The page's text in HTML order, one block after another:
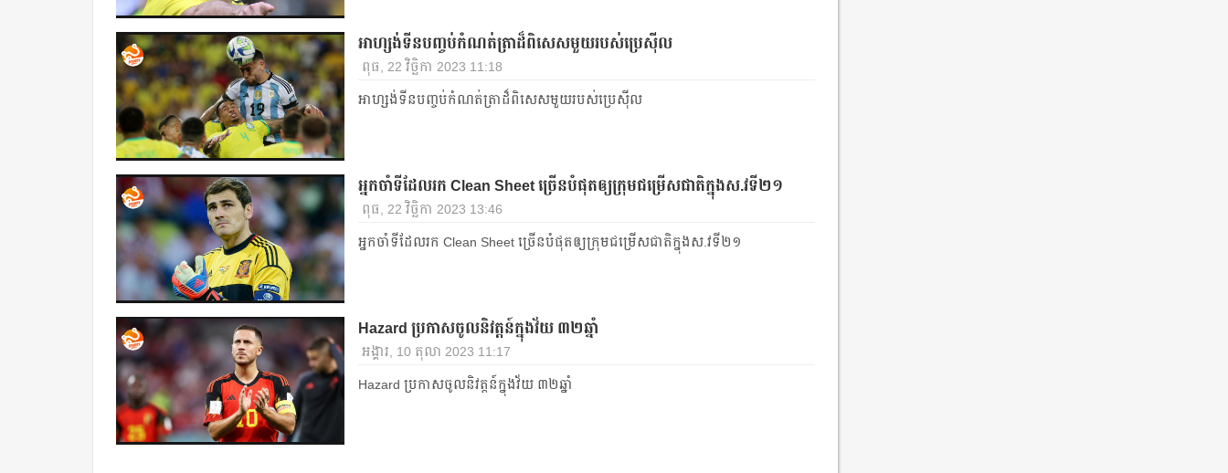
អាហ្សង់ទីន​បញ្ចប់​កំណត់ត្រា​ដ៏​ពិសេស​មួយ​របស់​ប្រេស៊ីល
ពុធ, 22 វិច្ឆិកា 2023 11:18
អាហ្សង់ទីន​បញ្ចប់​កំណត់ត្រា​ដ៏​ពិសេស​មួយ​របស់​ប្រេស៊ីល
អ្នកចាំទី​​ដែលរក​ Clean Sheet ​ច្រើន​បំផុត​ឲ្យក្រុមជម្រើសជាតិក្នុង​ស.វ​ទី​២១
ពុធ, 22 វិច្ឆិកា 2023 13:46
អ្នកចាំទី​​ដែលរក​ Clean Sheet ​ច្រើន​បំផុត​ឲ្យក្រុមជម្រើសជាតិក្នុង​ស.វ​ទី​២១
Hazard ប្រកាស​ចូល​និវត្តន៍​ក្នុង​វ័យ ៣២ឆ្នាំ
អង្គារ, 10 តុលា 2023 11:17
Hazard ប្រកាស​ចូល​និវត្តន៍​ក្នុង​វ័យ ៣២ឆ្នាំ